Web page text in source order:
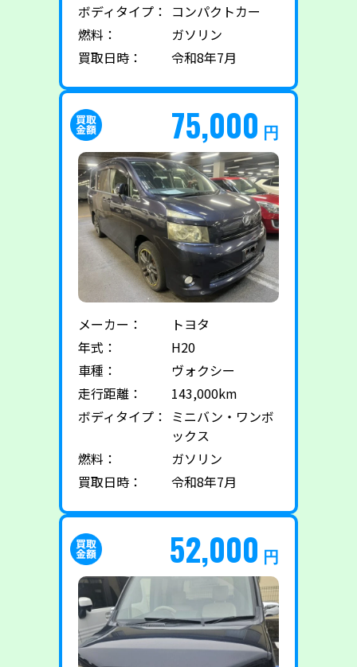
ボディタイプ： コンパクトカー
燃料：
ガソリン
買取日時：
令和8年7月
75,000 円
メーカー：
トヨタ
年式：
H20
車種：
ヴォクシー
走行距離：
143,000km
ボディタイプ： ミニバン・ワンボ
ックス
燃料：
ガソリン
買取日時：
令和8年7月
52,000 円